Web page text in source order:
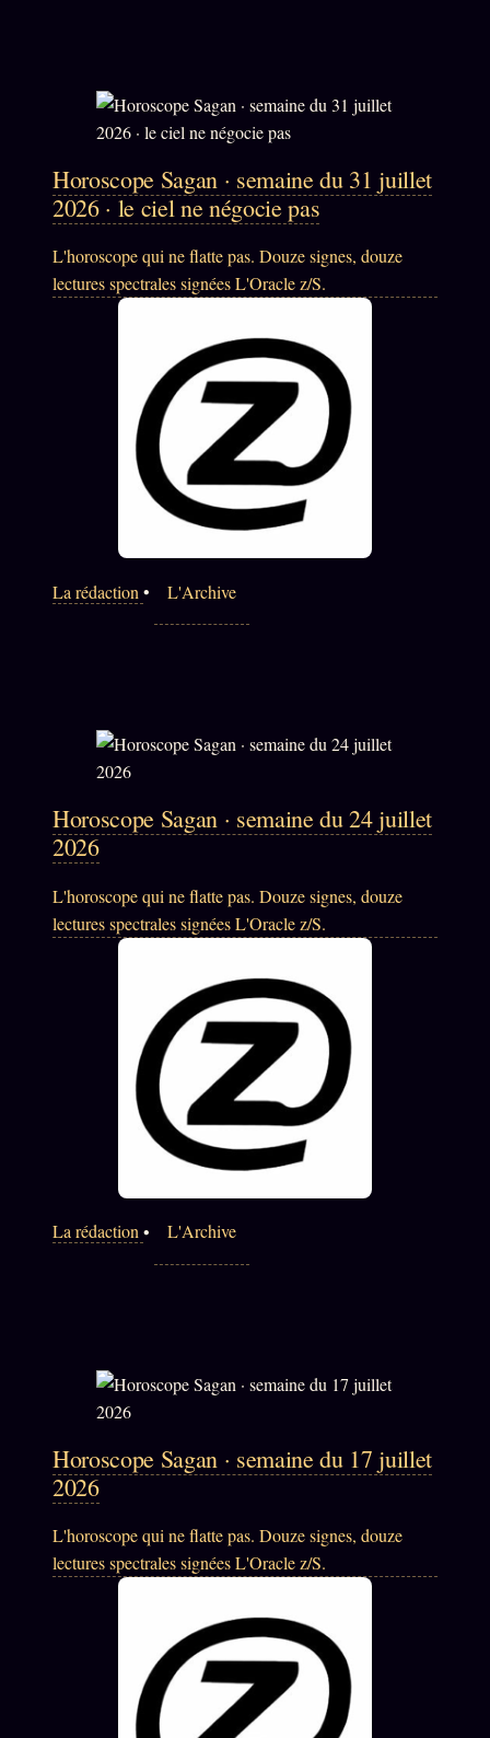
Soumettre un tip
Presse
FAQ
Mentions légales
Horoscope Sagan · semaine du 31 juillet
2026 · le ciel ne négocie pas
L'horoscope qui ne flatte pas. Douze signes, douze
lectures spectrales signées L'Oracle z/S.
La rédaction • L'Archive
Horoscope Sagan · semaine du 24 juillet
2026
L'horoscope qui ne flatte pas. Douze signes, douze
lectures spectrales signées L'Oracle z/S.
La rédaction • L'Archive
Horoscope Sagan · semaine du 17 juillet
2026
L'horoscope qui ne flatte pas. Douze signes, douze
lectures spectrales signées L'Oracle z/S.